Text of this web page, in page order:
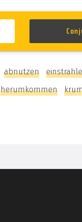
abnutzen
herumkommen